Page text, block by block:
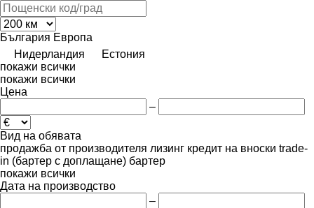
България Европа
Нидерландия
Естония
покажи всички
покажи всички
Цена
–
Вид на обявата
продажба от производителя лизинг кредит на вноски trade-
in (бартер с доплащане) бартер
покажи всички
Дата на производство
–